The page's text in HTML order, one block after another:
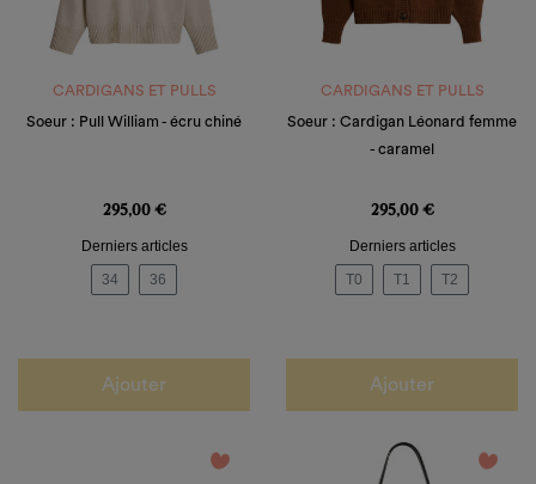
CARDIGANS ET PULLS
Soeur : Pull William - écru chiné
295,00 €
Derniers articles
34
36
Ajouter
CARDIGANS ET PULLS
Soeur : Cardigan Léonard femme
- caramel
295,00 €
Derniers articles
T0
T1 T2
Ajouter
favorite_border favorite_border